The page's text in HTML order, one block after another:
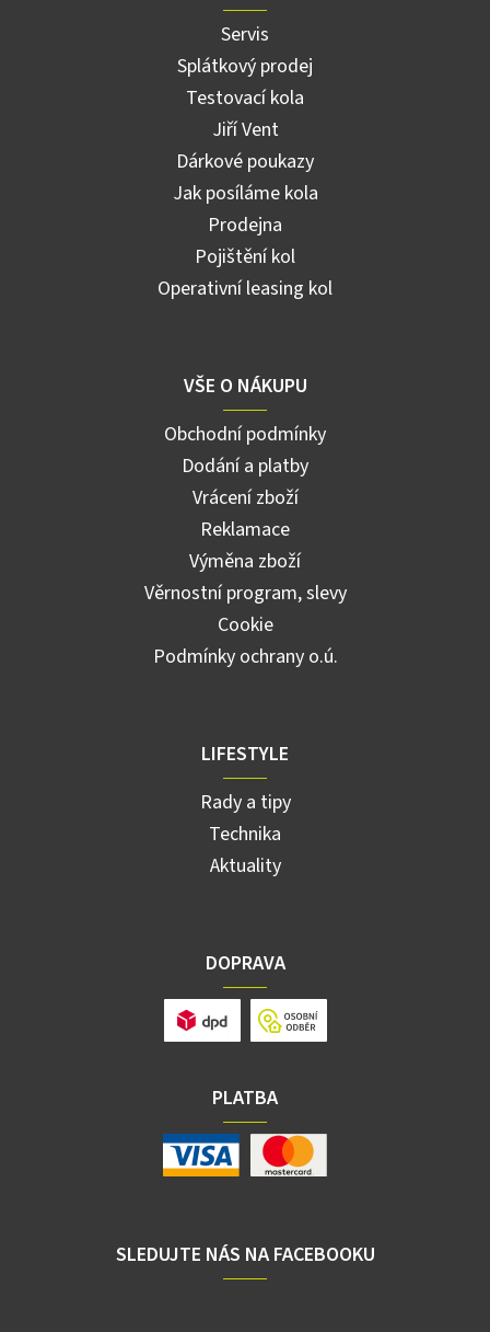
Servis
Splátkový prodej
Testovací kola
Jiří Vent
Dárkové poukazy
Jak posíláme kola
Prodejna
Pojištění kol
Operativní leasing kol
VŠE O NÁKUPU
Obchodní podmínky
Dodání a platby
Vrácení zboží
Reklamace
Výměna zboží
Věrnostní program, slevy
Cookie
Podmínky ochrany o.ú.
LIFESTYLE
Rady a tipy
Technika
Aktuality
DOPRAVA
PLATBA
SLEDUJTE NÁS NA FACEBOOKU